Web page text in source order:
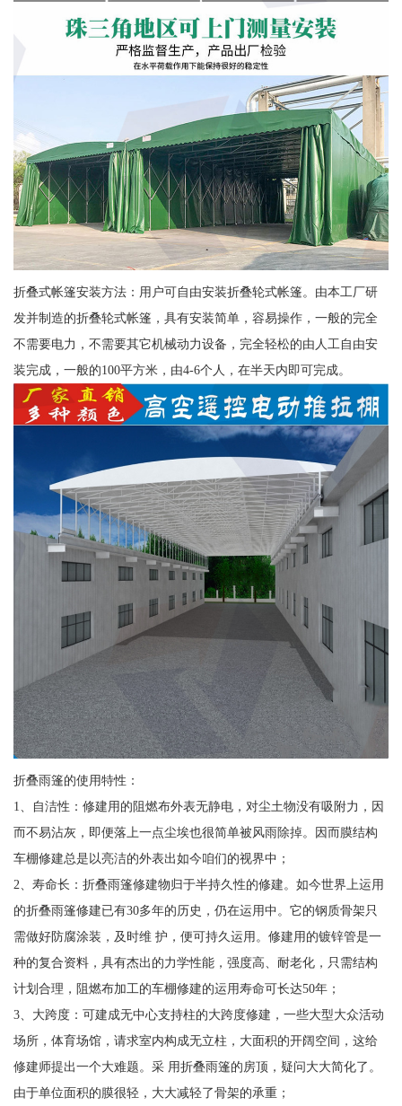
折叠式帐篷安装方法：用户可自由安装折叠轮式帐篷。由本工厂研
发并制造的折叠轮式帐篷，具有安装简单，容易操作，一般的完全
不需要电力，不需要其它机械动力设备，完全轻松的由人工自由安
装完成，一般的100平方米，由4-6个人，在半天内即可完成。
折叠雨篷的使用特性：
1、自洁性：修建用的阻燃布外表无静电，对尘土物没有吸附力，因
而不易沾灰，即便落上一点尘埃也很简单被风雨除掉。因而膜结构
车棚修建总是以亮洁的外表出如今咱们的视界中；
2、寿命长：折叠雨篷修建物归于半持久性的修建。如今世界上运用
的折叠雨篷修建已有30多年的历史，仍在运用中。它的钢质骨架只
需做好防腐涂装，及时维 护，便可持久运用。修建用的镀锌管是一
种的复合资料，具有杰出的力学性能，强度高、耐老化，只需结构
计划合理，阻燃布加工的车棚修建的运用寿命可长达50年；
3、大跨度：可建成无中心支持柱的大跨度修建，一些大型大众活动
场所，体育场馆，请求室内构成无立柱，大面积的开阔空间，这给
修建师提出一个大难题。采 用折叠雨篷的房顶，疑问大大简化了。
由于单位面积的膜很轻，大大减轻了骨架的承重；